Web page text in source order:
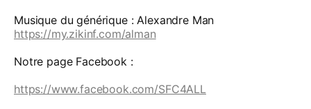
Musique du générique : Alexandre Man
https://my.zikinf.com/alman
Notre page Facebook :
https://www.facebook.com/SFC4ALL